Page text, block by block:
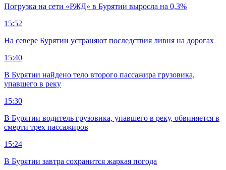
Погрузка на сети «РЖД» в Бурятии выросла на 0,3%
15:52
На севере Бурятии устраняют последствия ливня на дорогах
15:40
В Бурятии найдено тело второго пассажира грузовика,
упавшего в реку
15:30
В Бурятии водитель грузовика, упавшего в реку, обвиняется в
смерти трех пассажиров
15:24
В Бурятии завтра сохранится жаркая погода